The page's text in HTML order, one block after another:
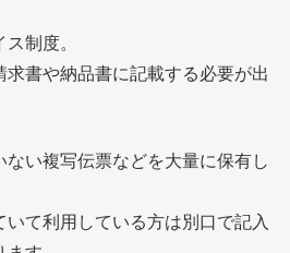
制度。
書や納品書に記載する必要が出
ない複写伝票などを大量に保有し
て利用している方は別口で記入